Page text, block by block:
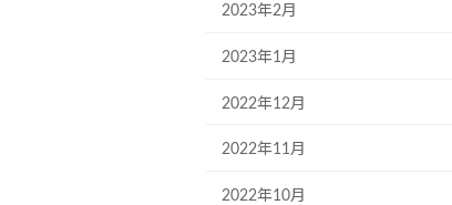
2023年2月
2023年1月
2022年12月
2022年11月
2022年10月